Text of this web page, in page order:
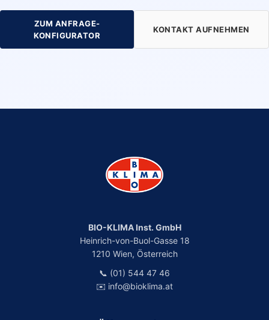
ZUM ANFRAGE-
KONFIGURATOR
KONTAKT AUFNEHMEN
BIO-KLIMA Inst. GmbH
Heinrich-von-Buol-Gasse 18
1210 Wien, Österreich
📞 (01) 544 47 46
✉️ info@bioklima.at